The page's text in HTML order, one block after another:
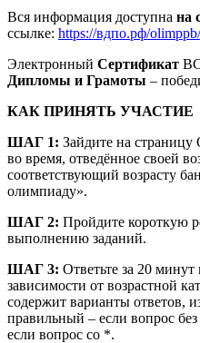
Вся информация доступна на
ссылке: https://вдпо.рф/
Электронный Сертификат
Дипломы и Грамоты –
КАК ПРИНЯТЬ УЧАСТИЕ
ШАГ 1: Зайдите на
во время, отведённое своей
соответствующий возрасту
олимпиаду».
ШАГ 2: Пройдите короткую
выполнению заданий.
ШАГ 3: Ответьте за 20
зависимости от возрастной
содержит варианты ответов,
правильный – если вопрос
если вопрос со *.